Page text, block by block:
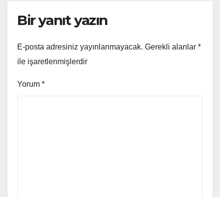
Bir yanıt yazın
E-posta adresiniz yayınlanmayacak. Gerekli alanlar *
ile işaretlenmişlerdir
Yorum *